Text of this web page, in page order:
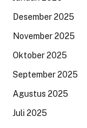
Desember 2025
November 2025
Oktober 2025
September 2025
Agustus 2025
Juli 2025